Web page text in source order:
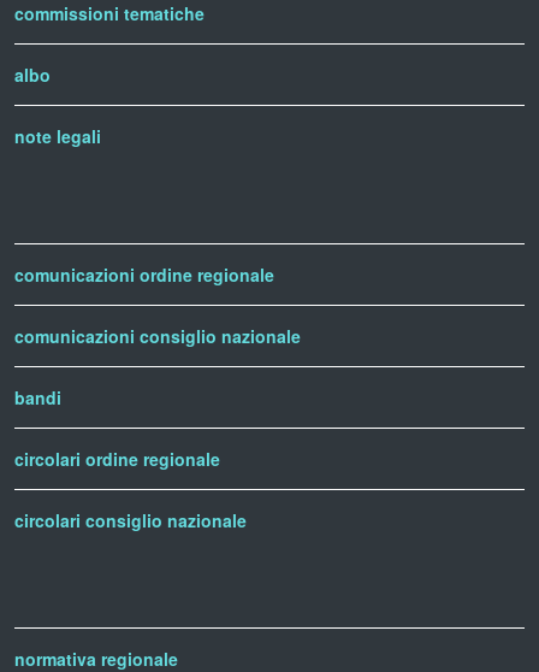
commissioni tematiche
albo
note legali
comunicazioni ordine regionale
comunicazioni consiglio nazionale
bandi
circolari ordine regionale
circolari consiglio nazionale
normativa regionale